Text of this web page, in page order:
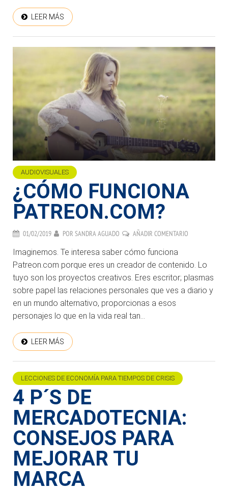
LEER MÁS
AUDIOVISUALES
¿CÓMO FUNCIONA
PATREON.COM?
01/02/2019 POR SANDRA AGUADO AÑADIR COMENTARIO
Imaginemos. Te interesa saber cómo funciona
Patreon.com porque eres un creador de contenido. Lo
tuyo son los proyectos creativos. Eres escritor; plasmas
sobre papel las relaciones personales que ves a diario y
en un mundo alternativo, proporcionas a esos
personajes lo que en la vida real tan...
LEER MÁS
LECCIONES DE ECONOMÍA PARA TIEMPOS DE CRISIS
4 P´S DE
MERCADOTECNIA:
CONSEJOS PARA
MEJORAR TU
MARCA